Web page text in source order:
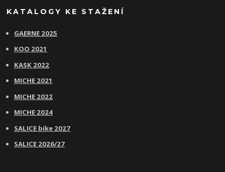
KATALOGY KE STAŽENÍ
GAERNE 2025
KOO 2021
KASK 2022
MICHE 2021
MICHE 2022
MICHE 2024
SALICE bike 2027
SALICE 2026/27